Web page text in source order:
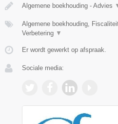
Algemene boekhouding - Advies
Algemene boekhouding,
Verbetering ▼
Er wordt gewerkt op afspraak.
Sociale media: